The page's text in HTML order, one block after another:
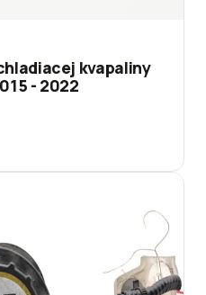
kvapaliny
- 2022